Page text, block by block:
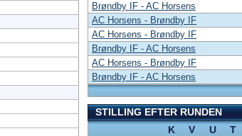
Brøndby IF - AC Horsens
AC Horsens - Brøndby IF
AC Horsens - Brøndby IF
Brøndby IF - AC Horsens
AC Horsens - Brøndby IF
Brøndby IF - AC Horsens
STILLING EFTER RUNDEN
K
V U T